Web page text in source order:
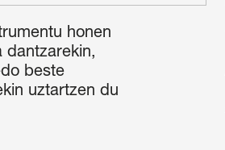
honen
dantzarekin,
beste
uztartzen du